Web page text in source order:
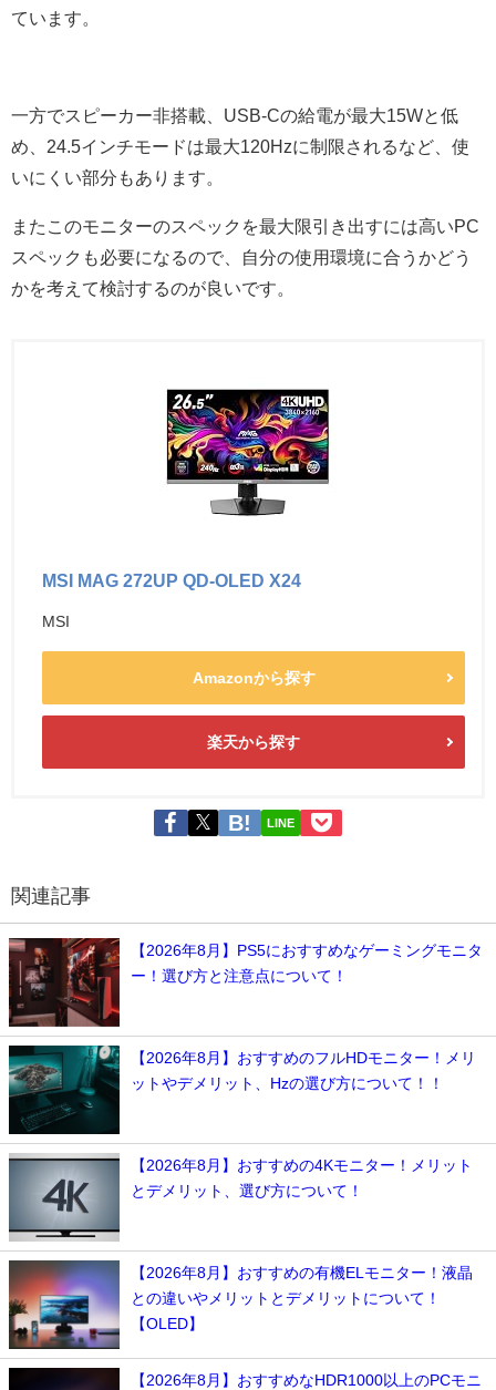
ています。
一方でスピーカー非搭載、USB-Cの給電が最大15Wと低
め、24.5インチモードは最大120Hzに制限されるなど、使
いにくい部分もあります。
またこのモニターのスペックを最大限引き出すには高いPC
スペックも必要になるので、自分の使用環境に合うかどう
かを考えて検討するのが良いです。
MSI MAG 272UP QD-OLED X24
MSI
Amazonから探す
楽天から探す
LINE
関連記事
【2026年8月】PS5におすすめなゲーミングモニタ
ー！選び方と注意点について！
【2026年8月】おすすめのフルHDモニター！メリ
ットやデメリット、Hzの選び方について！！
【2026年8月】おすすめの4Kモニター！メリット
とデメリット、選び方について！
【2026年8月】おすすめの有機ELモニター！液晶
との違いやメリットとデメリットについて！
【OLED】
【2026年8月】おすすめなHDR1000以上のPCモニ